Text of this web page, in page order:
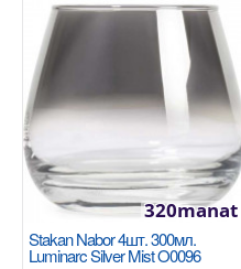
Saç 24см Tefal
TEFAL
Öndüriji: Tefal Saç
skawarodka Material:
Stakan Nabor 4шт. 300мл.
Luminarc Silver Mist O0096
320manat